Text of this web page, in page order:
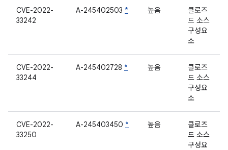
CVE-2022-
33242
A-245402503 * 높음
클로즈
드 소스
구성요
소
CVE-2022-
33244
A-245402728 * 높음
클로즈
드 소스
구성요
소
CVE-2022-
33250
A-245403450 * 높음
클로즈
드 소스
구성요